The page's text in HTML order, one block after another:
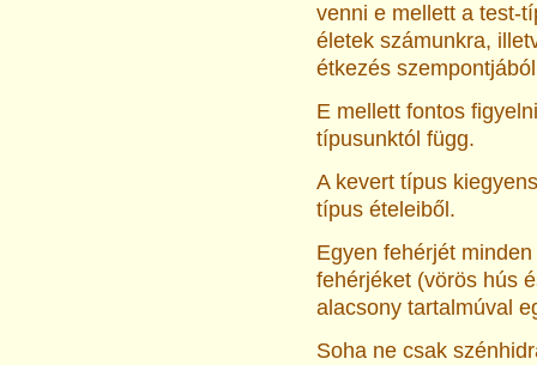
venni e mellett a test-
életek számunkra,
étkezés
E mellett fontos
típusunktól függ.
A kevert típus
típus ételeiből.
Egyen fehérjét
fehérjéket (vörös hús
alacsony tartalmúval
Soha ne csak